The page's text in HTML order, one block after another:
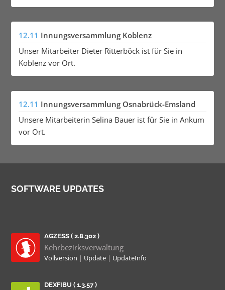
12.11 Innungsversammlung Koblenz
Unser Mitarbeiter Dieter Ritterböck ist für Sie in
Koblenz vor Ort.
12.11 Innungsversammlung Osnabrück-Emsland
Unsere Mitarbeiterin Selina Bauer ist für Sie in Ankum
vor Ort.
SOFTWARE UPDATES
AGZESS ( 2.8.302 )
Kehrbezirksverwaltung
Vollversion | Update | UpdateInfo
DEXFIBU ( 1.3.57 )